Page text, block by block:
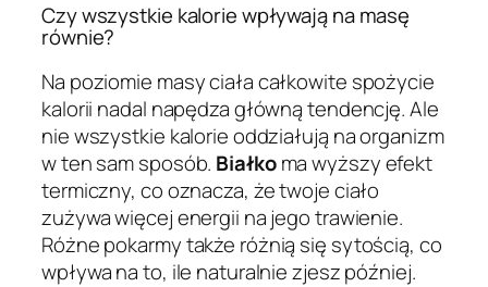
Czy wszystkie kalorie wpływają na masę
równie?
Na poziomie masy ciała całkowite spożycie
kalorii nadal napędza główną tendencję. Ale
nie wszystkie kalorie oddziałują na organizm
w ten sam sposób. Białkoma wyższy efekt
termiczny, co oznacza, że twoje ciało
zużywa więcej energii na jego trawienie.
Różne pokarmy także różnią się sytością, co
wpływa na to, ile naturalnie zjesz później.